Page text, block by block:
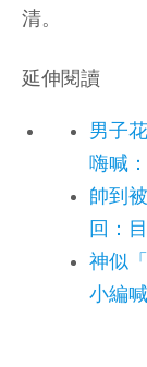
清。
延伸閱讀
男子
嗨喊
帥到
回：
神似
小編